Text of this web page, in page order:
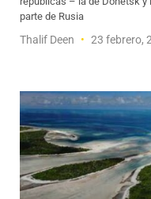
parte de Rusia
Thalif Deen 23 febrero,